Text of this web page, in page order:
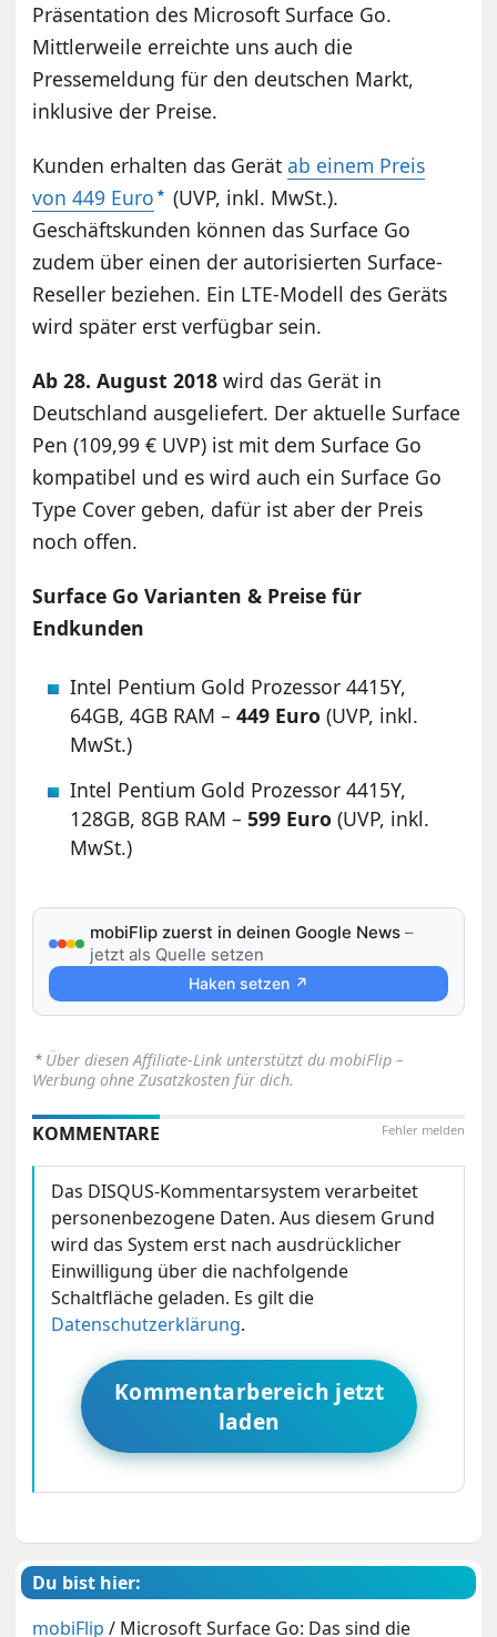
Präsentation des Microsoft Surface Go.
Mittlerweile erreichte uns auch die
Pressemeldung für den deutschen Markt,
inklusive der Preise.
Kunden erhalten das Gerätab einem Preis
von 449 Euro
(UVP, inkl. MwSt.).
Geschäftskunden können das Surface Go
zudem über einen der autorisierten Surface-
Reseller beziehen. Ein LTE-Modell des Geräts
wird später erst verfügbar sein.
Ab 28. August 2018 wird das Gerät in
Deutschland ausgeliefert. Der aktuelle Surface
Pen (109,99 € UVP) ist mit dem Surface Go
kompatibel und es wird auch ein Surface Go
Type Cover geben, dafür ist aber der Preis
noch offen.
Surface Go Varianten & Preise für
Endkunden
Intel Pentium Gold Prozessor 4415Y,
64GB, 4GB RAM –449 Euro (UVP, inkl.
MwSt.)
Intel Pentium Gold Prozessor 4415Y,
128GB, 8GB RAM –599 Euro (UVP, inkl.
MwSt.)
mobiFlip zuerst in deinen Google News –
jetzt als Quelle setzen
Haken setzen ↗
⋆ Über diesen Affiliate-Link unterstützt du mobiFlip –
Werbung ohne Zusatzkosten für dich.
Fehler melden
KOMMENTARE
Das DISQUS-Kommentarsystem verarbeitet
personenbezogene Daten. Aus diesem Grund
wird das System erst nach ausdrücklicher
Einwilligung über die nachfolgende
Schaltfläche geladen. Es gilt die
Datenschutzerklärung.
Kommentarbereich jetzt
laden
Du bist hier:
mobiFlip / Microsoft Surface Go: Das sind die